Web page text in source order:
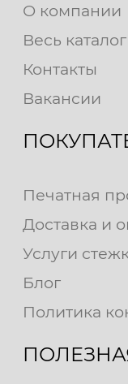
О компании
Весь каталог
Контакты
Вакансии
Печатная
Доставка и
Услуги
Блог
Политика